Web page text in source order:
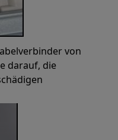
von
darauf, die